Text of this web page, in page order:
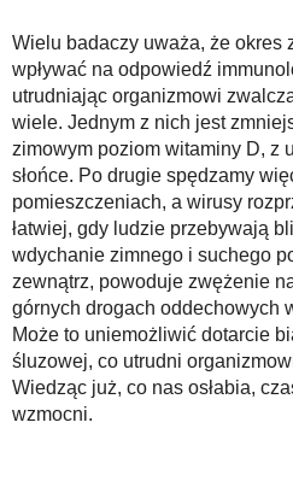
Stop samotności
Z internetem za pan brat
Bezpiecznie i w zgodzie z
Wielu badaczy uważa, że ​​okres
wpływać na odpowiedź
utrudniając organizmowi
wiele. Jednym z nich jest
zimowym poziom witaminy D, z
słońce. Po drugie spędzamy
pomieszczeniach, a wirusy
łatwiej, gdy ludzie przebywają
wdychanie zimnego i suchego
zewnątrz, powoduje zwężenie
górnych drogach oddechowych
Może to uniemożliwić dotarcie
śluzowej, co utrudni
Wiedząc już, co nas osłabia,
wzmocni.